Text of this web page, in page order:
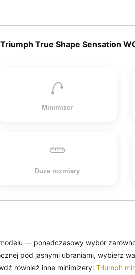
True Shape Sensation
Minimizer
Duże rozmiary
— ponadczasowy wybór
pod jasnymi ubraniami, wybierz
również inne minimizery: Triumph